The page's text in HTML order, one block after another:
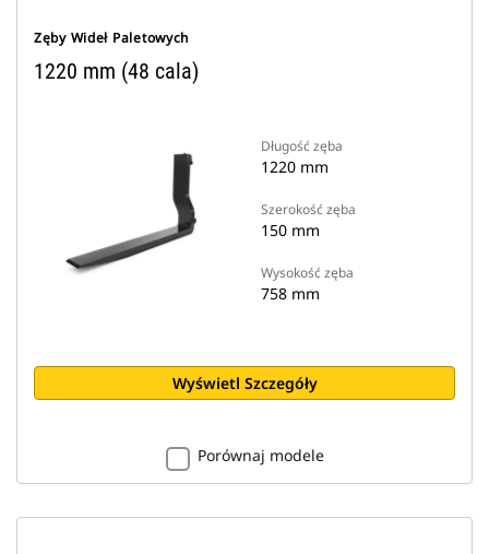
Zęby Wideł Paletowych
1220 mm (48 cala)
Długość zęba
1220 mm
Szerokość zęba
150 mm
Wysokość zęba
758 mm
Wyświetl Szczegóły
Porównaj modele